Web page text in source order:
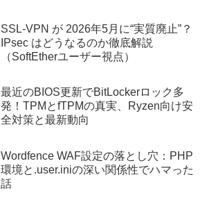
SSL-VPN が 2026年5月に“実質廃止”？
IPsec はどうなるのか徹底解説
（SoftEtherユーザー視点）
最近のBIOS更新でBitLockerロック多
発！TPMとfTPMの真実、Ryzen向け安
全対策と最新動向
Wordfence WAF設定の落とし穴：PHP
環境と.user.iniの深い関係性でハマった
話